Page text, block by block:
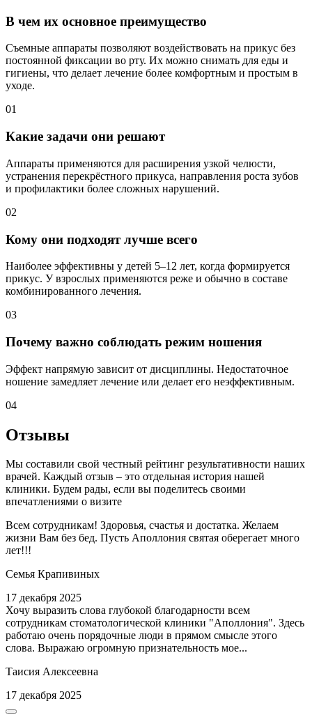
В чем их основное преимущество
Съемные аппараты позволяют воздействовать на прикус без
постоянной фиксации во рту. Их можно снимать для еды и
гигиены, что делает лечение более комфортным и простым в
уходе.
01
Какие задачи они решают
Аппараты применяются для расширения узкой челюсти,
устранения перекрёстного прикуса, направления роста зубов
и профилактики более сложных нарушений.
02
Кому они подходят лучше всего
Наиболее эффективны у детей 5–12 лет, когда формируется
прикус. У взрослых применяются реже и обычно в составе
комбинированного лечения.
03
Почему важно соблюдать режим ношения
Эффект напрямую зависит от дисциплины. Недостаточное
ношение замедляет лечение или делает его неэффективным.
04
Отзывы
Мы составили свой честный рейтинг результативности наших
врачей. Каждый отзыв – это отдельная история нашей
клиники. Будем рады, если вы поделитесь своими
впечатлениями о визите
Всем сотрудникам! Здоровья, счастья и достатка. Желаем
жизни Вам без бед. Пусть Аполлония святая оберегает много
лет!!!
Семья Крапивиных
17 декабря 2025
Хочу выразить слова глубокой благодарности всем
сотрудникам стоматологической клиники "Аполлония". Здесь
работаю очень порядочные люди в прямом смысле этого
слова. Выражаю огромную признательность мое...
Таисия Алексеевна
17 декабря 2025